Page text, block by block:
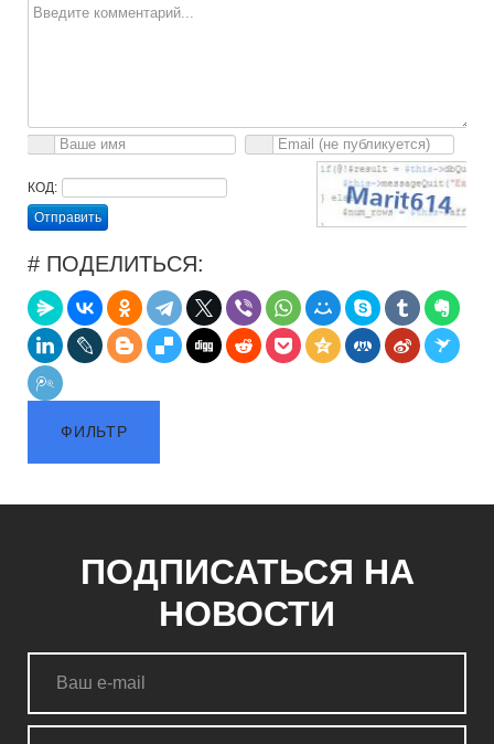
КОД:
Отправить
# ПОДЕЛИТЬСЯ:
ФИЛЬТР
ПОДПИСАТЬСЯ НА
НОВОСТИ